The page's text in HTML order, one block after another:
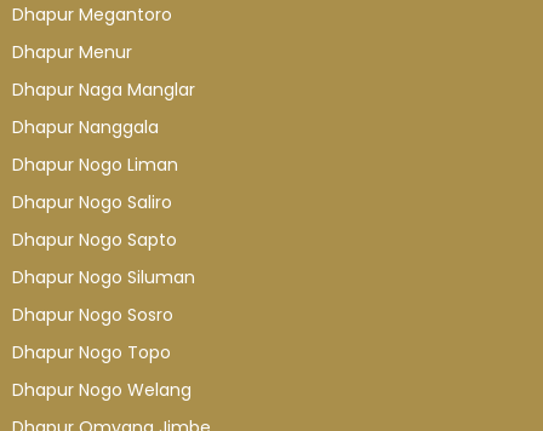
Dhapur Megantoro
Dhapur Menur
Dhapur Naga Manglar
Dhapur Nanggala
Dhapur Nogo Liman
Dhapur Nogo Saliro
Dhapur Nogo Sapto
Dhapur Nogo Siluman
Dhapur Nogo Sosro
Dhapur Nogo Topo
Dhapur Nogo Welang